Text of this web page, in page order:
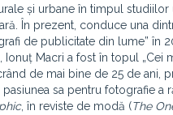
și urbane în timpul studiilor
În prezent, conduce una
de publicitate din lume” în
Ionuț Macri a fost în topul „Cei
de mai bine de 25 de ani,
sa pentru fotografie a
, în reviste de modă (The